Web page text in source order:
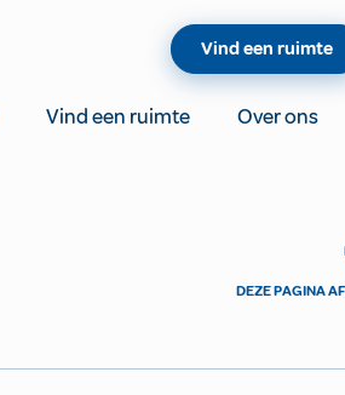
Vind een ruimte Over ons
Vind een ruimte
DEZE PAGINA